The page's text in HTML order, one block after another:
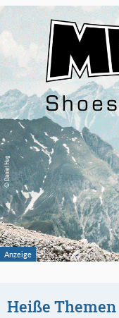
Heiße Themen